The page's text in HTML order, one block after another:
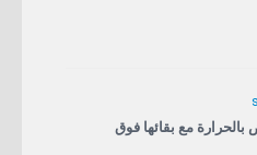
مع بقائها فوق